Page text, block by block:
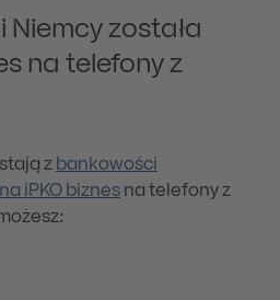
Niemcy została
na telefony z
z bankowości
iPKO biznes na telefony z